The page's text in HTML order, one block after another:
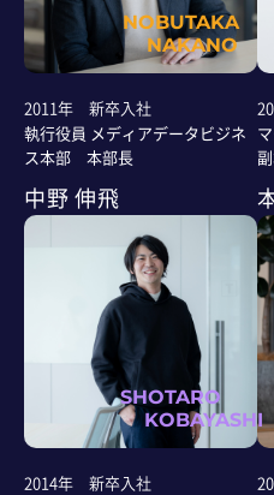
NOBUTAKA
NAKANO
2011年 新卒入社
執行役員 メディアデータビジネ
ス本部 本部長
中野 伸飛
SHOTARO
KOBAYASHI
2014年 新卒入社